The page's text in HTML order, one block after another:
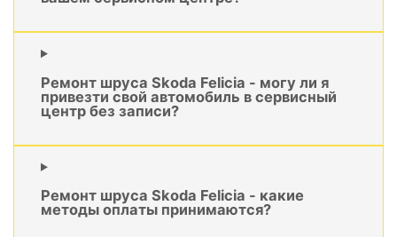
Ремонт шруса Skoda Felicia - могу ли я
привезти свой автомобиль в сервисный
центр без записи?
Ремонт шруса Skoda Felicia - какие
методы оплаты принимаются?